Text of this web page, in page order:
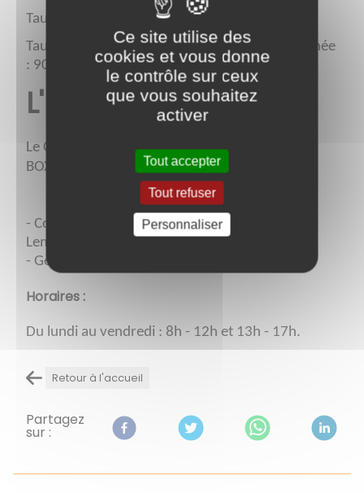
Taux de réussite au brevet 2020 : 94
Taux de réussite départemental de la même année
: 90
L'Équipe
Le Collège Alésia est dirigé par Mme. Céline
BOXBERGER, Principal de l'Établissement.
- Conseiller Principal d’Éducation (C.P.E) : M.
Lemoine
- Gestionnaire : Mme Périot
Horaires :
Du lundi au vendredi : 8h - 12h et 13h - 17h.
Retour à l'accueil
Partagez
sur :
Ce site utilise des
cookies et vous donne
le contrôle sur ceux
que vous souhaitez
activer
Tout accepter
Tout refuser
Personnaliser